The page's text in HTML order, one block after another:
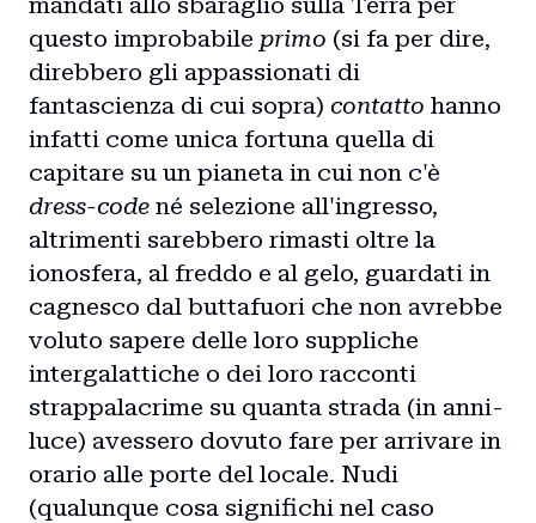
questo improbabile primo (si fa per dire,
direbbero gli appassionati di
fantascienza di cui sopra) contatto hanno
infatti come unica fortuna quella di
capitare su un pianeta in cui non c'è
dress-code né selezione all'ingresso,
altrimenti sarebbero rimasti oltre la
ionosfera, al freddo e al gelo, guardati in
cagnesco dal buttafuori che non avrebbe
voluto sapere delle loro suppliche
intergalattiche o dei loro racconti
strappalacrime su quanta strada (in anni-
luce) avessero dovuto fare per arrivare in
orario alle porte del locale. Nudi
(qualunque cosa significhi nel caso